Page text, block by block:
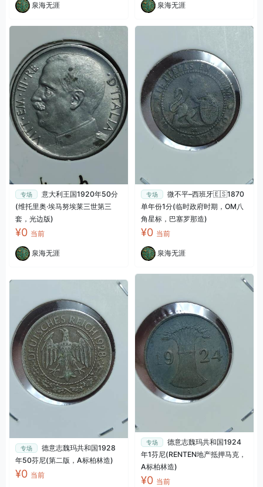
泉海无涯 泉海无涯
专场
意大利王国1920年50分
(维托里奥·埃马努埃莱三世第三
套，光边版)
¥0 当前
泉海无涯
专场
微不平–西班牙🇪🇸1870
单年份1分(临时政府时期，OM八
角星标，巴塞罗那造)
¥0 当前
泉海无涯
专场
德意志魏玛共和国1928
年50芬尼(第二版，A标柏林造)
¥0 当前
专场
德意志魏玛共和国1924
年1芬尼(RENTEN地产抵押马克，
A标柏林造)
¥0 当前